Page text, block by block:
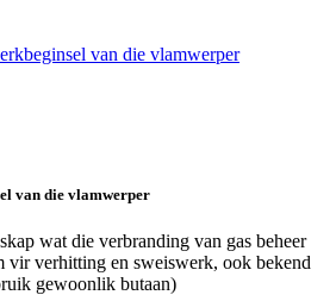
van die vlamwerper
van die vlamwerper
wat die verbranding van gas beheer
vir verhitting en sweiswerk, ook bekend
gewoonlik butaan)